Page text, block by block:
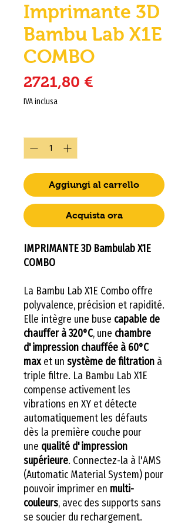
Imprimante 3D
Bambu Lab X1E
COMBO
2721,80 €
IVA inclusa
Aggiungi al carrello
Acquista ora
IMPRIMANTE 3D Bambulab X1E
COMBO
La Bambu Lab X1E Combo offre
polyvalence, précision et rapidité.
Elle intègre une buse capable de
chauffer à 320°C, une chambre
d'impression chauffée à 60°C
maxet un système de filtration à
triple filtre. La Bambu Lab X1E
compense activement les
vibrations en XY et détecte
automatiquement les défauts
dès la première couche pour
une qualité d'impression
supérieure. Connectez-la à l'AMS
(Automatic Material System) pour
pouvoir imprimer en multi-
couleurs, avec des supports sans
se soucier du rechargement.